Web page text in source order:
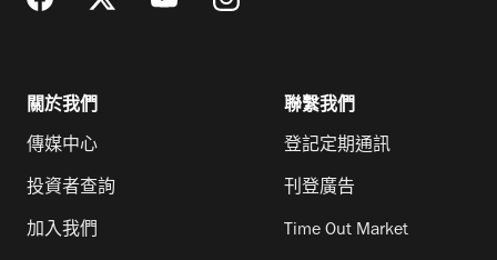
關於我們
傳媒中心
投資者查詢
加入我們
聯繫我們
登記定期通訊
刊登廣告
Time Out Market